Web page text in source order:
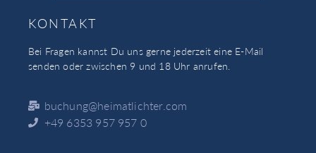
KONTAKT
Bei Fragen kannst Du uns gerne jederzeit eine E-Mail
senden oder zwischen 9 und 18 Uhr anrufen.
buchung@heimatlichter.com
+49 6353 957 957 0